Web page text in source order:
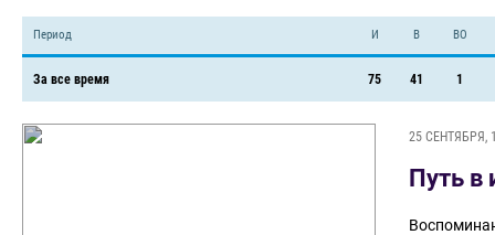
Период И В ВО
За все время 75 41 1
25 СЕНТЯБРЯ,
Путь в